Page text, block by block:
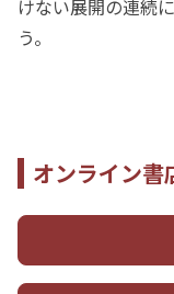
けない展開の連続
う。
オンライン書